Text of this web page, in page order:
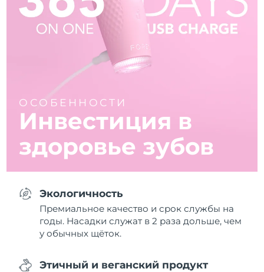
ОСОБЕННОСТИ
Инвестиция в
здоровье зубов
Экологичность
Премиальное качество и срок службы на
годы. Насадки служат в 2 раза дольше, чем
у обычных щёток.
Этичный и веганский продукт